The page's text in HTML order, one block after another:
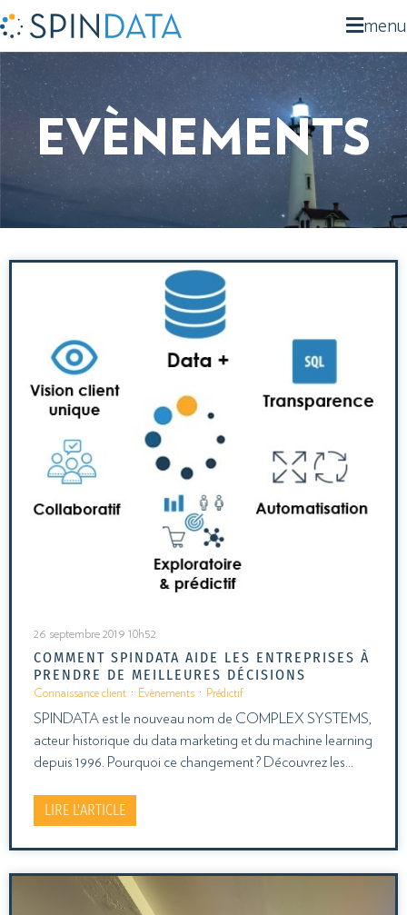
menu
EVÈNEMENTS
26 septembre 2019 10h52
COMMENT SPINDATA AIDE LES ENTREPRISES À
PRENDRE DE MEILLEURES DÉCISIONS
Connaissance client · Evènements · Prédictif
SPINDATA est le nouveau nom de COMPLEX SYSTEMS,
acteur historique du data marketing et du machine learning
depuis 1996. Pourquoi ce changement ? Découvrez les…
LIRE L'ARTICLE